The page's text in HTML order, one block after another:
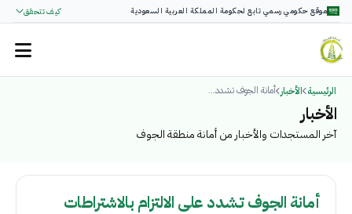
موقع حكومي رسمي تابع لحكومة المملكة العربية السعودية كيف تتحقق
الرئيسية الأخبار أمانة الجوف تشدد...
الأخبار
آخر المستجدات والأخبار من أمانة منطقة الجوف
أمانة الجوف تشدد على الالتزام بالاشتراطات